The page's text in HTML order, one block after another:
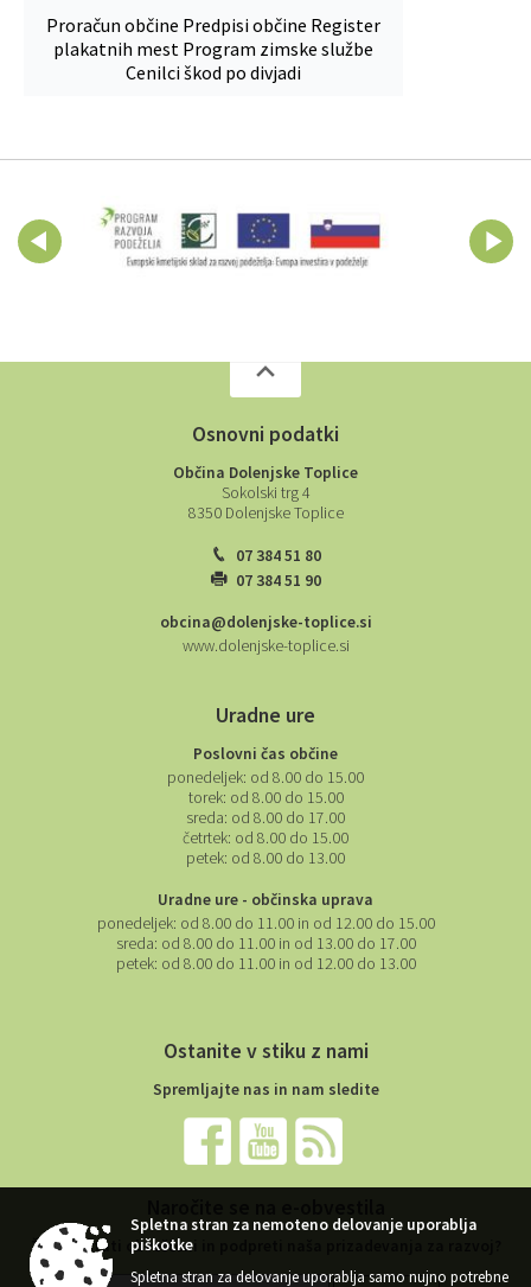
Proračun občine Predpisi občine Register
plakatnih mest Program zimske službe
Cenilci škod po divjadi
Osnovni podatki
Občina Dolenjske Toplice
Sokolski trg 4
8350 Dolenjske Toplice
07 384 51 80
07 384 51 90
obcina@dolenjske-toplice.si
www.dolenjske-toplice.si
Uradne ure
Poslovni čas občine
ponedeljek: od 8.00 do 15.00
torek: od 8.00 do 15.00
sreda: od 8.00 do 17.00
četrtek: od 8.00 do 15.00
petek: od 8.00 do 13.00
Uradne ure - občinska uprava
ponedeljek: od 8.00 do 11.00 in od 12.00 do 15.00
sreda: od 8.00 do 11.00 in od 13.00 do 17.00
petek: od 8.00 do 11.00 in od 12.00 do 13.00
Ostanite v stiku z nami
Spremljajte nas in nam sledite
Naročite se na e-obvestila
Želite ostati obveščeni in podpreti naša prizadevanja za razvoj?
Spletna stran za nemoteno delovanje uporablja
piškotke
Spletna stran za delovanje uporablja samo nujno potrebne